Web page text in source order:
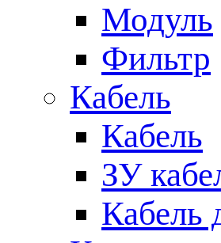
Модуль
Фильтр
Кабель
Кабель
ЗУ
Кабель